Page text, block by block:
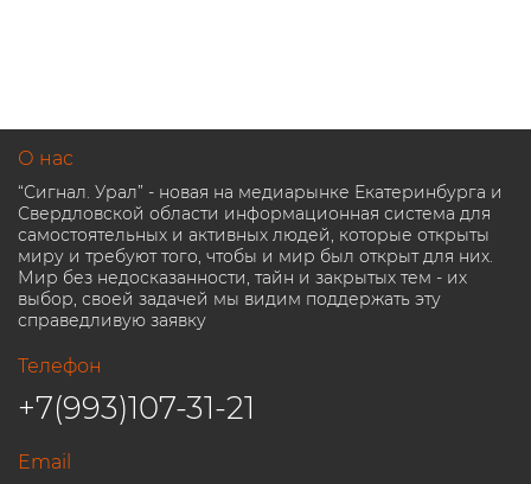
О нас
“Сигнал. Урал” - новая на медиарынке Екатеринбурга и
Свердловской области информационная система для
самостоятельных и активных людей, которые открыты
миру и требуют того, чтобы и мир был открыт для них.
Мир без недосказанности, тайн и закрытых тем - их
выбор, своей задачей мы видим поддержать эту
справедливую заявку
Телефон
+7(993)107-31-21
Email